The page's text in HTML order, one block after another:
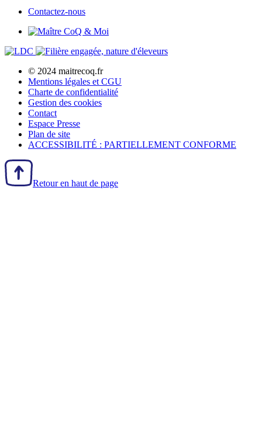
Contactez-nous
© 2024 maitrecoq.fr
Mentions légales et CGU
Charte de confidentialité
Gestion des cookies
Contact
Espace Presse
Plan de site
ACCESSIBILITÉ : PARTIELLEMENT CONFORME
Retour en haut de page